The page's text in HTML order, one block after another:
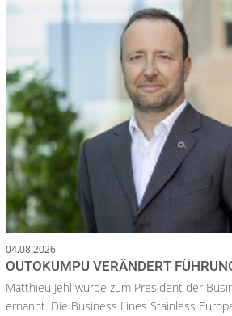
04.08.2026
OUTOKUMPU VERÄNDERT
Matthieu Jehl wurde zum President der
ernannt. Die Business Lines Stainless